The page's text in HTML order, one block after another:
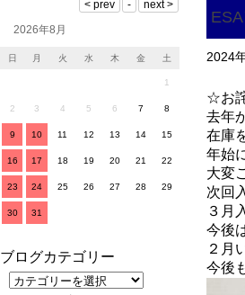
2024
☆お
去年
在庫
年始
大変
次回
３月
今後
２月
今後
2026年8月
日 月 火 水 木 金 土
1
2 3 4 5 6 7 8
9 10 11 12 13 14 15
16 17 18 19 20 21 22
23 24 25 26 27 28 29
30 31
ブログカテゴリー